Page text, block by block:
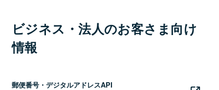
ビジネス・法人のお客さま向け
情報
郵便番号・デジタルアドレスAPI